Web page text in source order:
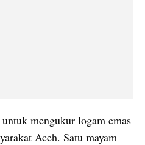
mengukur logam emas
Aceh. Satu mayam